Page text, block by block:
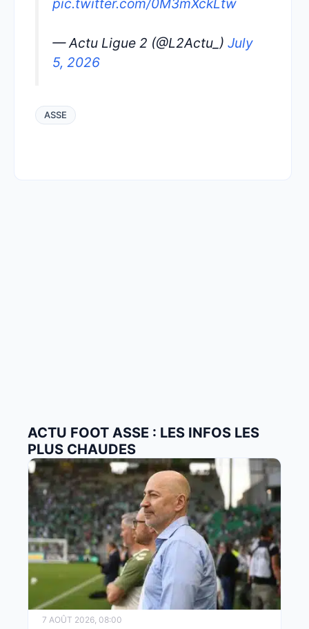
pic.twitter.com/0M3mXckLtw
— Actu Ligue 2 (@L2Actu_) July
5, 2026
ASSE
ACTU FOOT ASSE : LES INFOS LES
PLUS CHAUDES
7 AOÛT 2026, 08:00